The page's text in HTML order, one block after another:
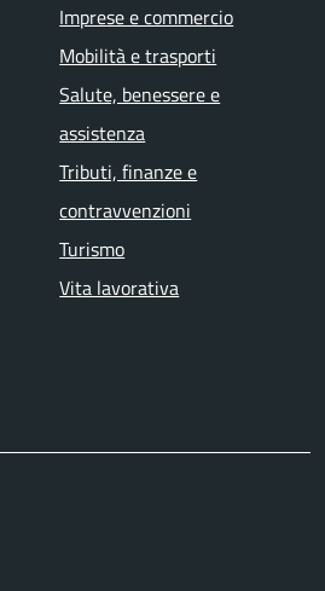
Imprese e commercio
Mobilità e trasporti
Salute, benessere e
assistenza
Tributi, finanze e
contravvenzioni
Turismo
Vita lavorativa